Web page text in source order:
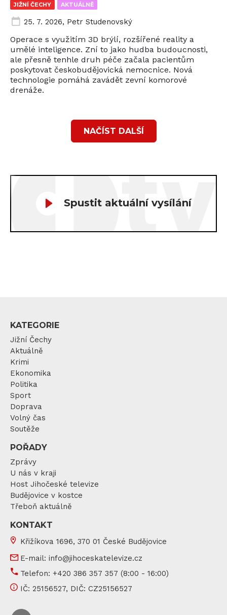
JIŽNÍ ČECHY AKTUÁLNĚ
25. 7. 2026, Petr Studenovský
Operace s využitím 3D brýlí, rozšířené reality a
umělé inteligence. Zní to jako hudba budoucnosti,
ale přesně tenhle druh péče začala pacientům
poskytovat českobudějovická nemocnice. Nová
technologie pomáhá zavádět zevní komorové
drenáže.
NAČÍST DALŠÍ
Spustit aktuální vysílání
KATEGORIE
Jižní Čechy
Aktuálně
Krimi
Ekonomika
Politika
Sport
Doprava
Volný čas
Soutěže
POŘADY
Zprávy
U nás v kraji
Host Jihočeské televize
Budějovice v kostce
Třeboň aktuálně
KONTAKT
Křižíkova 1696, 370 01 České Budějovice
E-mail: info@jihoceskatelevize.cz
Telefon: +420 386 357 357 (8:00 - 16:00)
IČ: 25156527, DIČ: CZ25156527